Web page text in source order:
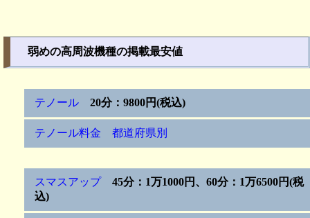
弱めの高周波機種の掲載最安値
テノール 20分：9800円(税込)
テノール料金 都道府県別
スマスアップ 45分：1万1000円、60分：1万6500円(税
込)